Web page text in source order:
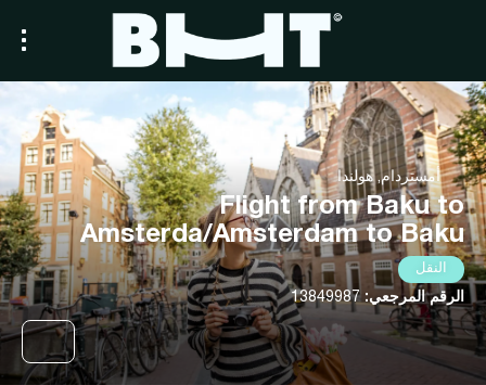
أمستردام, هولندا
Flight from Baku to
Amsterda/Amsterdam to Baku
النقل
الرقم المرجعي: 13849987